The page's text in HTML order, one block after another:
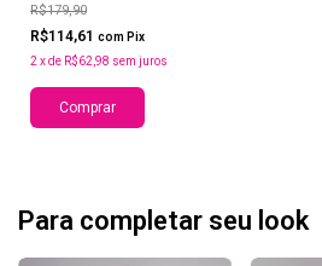
R$179,90
R$114,61 com Pix
2 xde R$62,98 sem juros
Comprar
Para completar seu look